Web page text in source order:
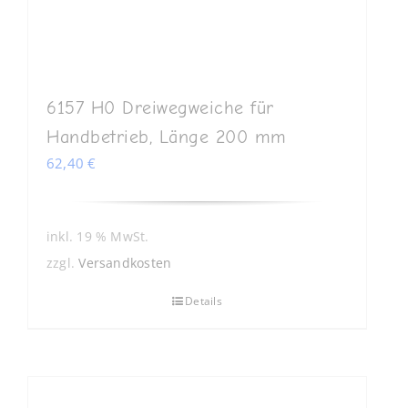
6157 H0 Dreiwegweiche für
Handbetrieb, Länge 200 mm
62,40€
inkl. 19 % MwSt.
zzgl.Versandkosten
Details